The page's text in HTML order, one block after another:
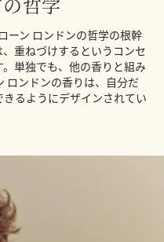
ーン ロンドンの哲学の根幹
重ねづけするというコンセ
単独でも、他の香りと組み
ロンドンの香りは、自分だ
るようにデザインされてい